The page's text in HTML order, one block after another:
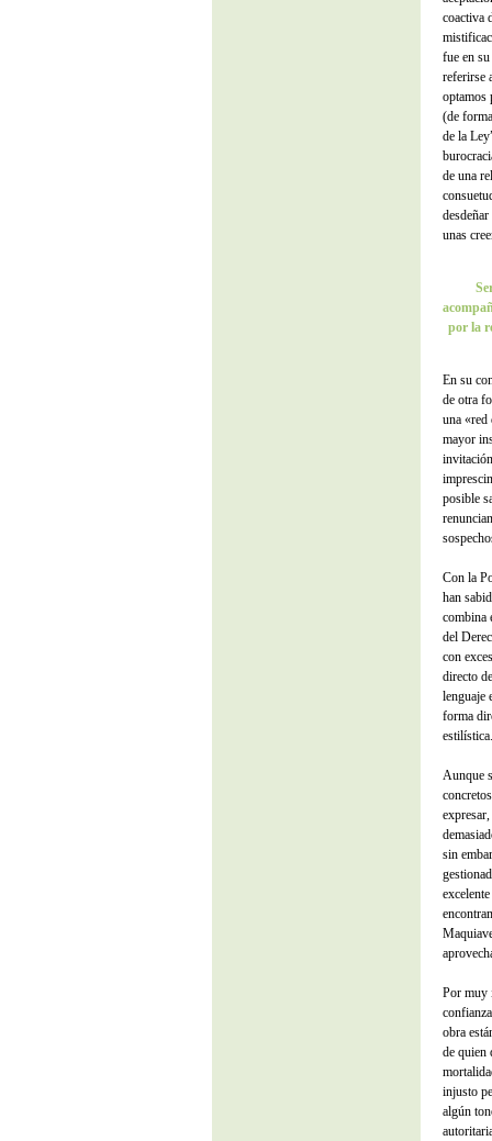
coactiva
fue en
referirse
optamos
(de
de la
de una
unas
por la
En su
de otra
una «red
mayor
posible
Con la
han
combina
del
con
directo
lenguaje
forma
estilística.
Aunque
sin
Por muy
obra
de quien
injusto
algún